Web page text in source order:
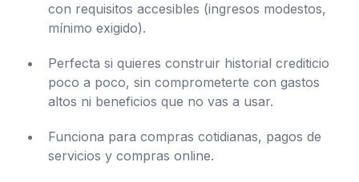
con requisitos accesibles (ingresos modestos,
mínimo exigido).
Perfecta si quieres construir historial crediticio
poco a poco, sin comprometerte con gastos
altos ni beneficios que no vas a usar.
Funciona para compras cotidianas, pagos de
servicios y compras online.